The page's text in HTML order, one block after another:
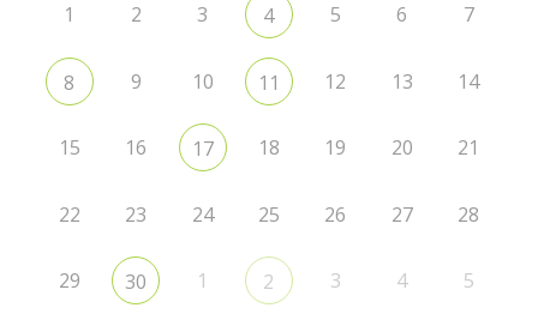
1 2 3 4 5 6 7
8 9 10 11 12 13 14
15 16 17 18 19 20 21
22 23 24 25 26 27 28
29 30 1 2 3 4 5